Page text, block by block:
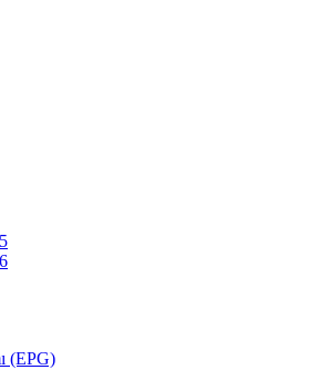
(EPG)